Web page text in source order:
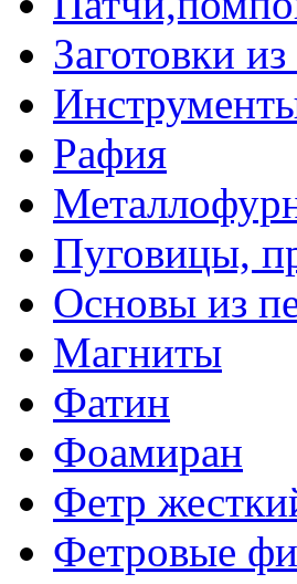
Заготовки
Рафия
Пуговицы,
Основы из
Магниты
Фатин
Фоамиран
Фетр
Фетровые